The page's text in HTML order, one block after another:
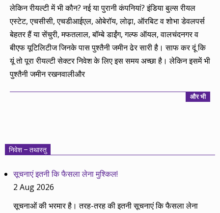
25
लेकिन रीयल्टी में भी कौन? नई या पुरानी कंपनियां? इंडिया बुल्स रीयल
एस्टेट, एचसीसी, एचडीआईएल, ओबेरॉय, लोढ़ा, ऑरबिट व शोभा डेवलपर्स
बेहतर हैं या सेंचुरी, मफतलाल, बॉम्बे डाईंग, गल्फ ऑयल, वालचंदनगर व
बीएफ यूटिलिटीज जिनके पास पुश्तैनी जमीन ढेर सारी है। साफ कर दूं कि
यूं तो पूरा रीयल्टी सेक्टर निवेश के लिए इस समय अच्छा है। लेकिन इसमें भी
पुश्तैनी जमीन रखनवालीऔर
और भी
निवेश – तथास्तु
सूचनाएं इतनी कि फैसला लेना मुश्किल!
2 Aug 2026
सूचनाओं की भरमार है। तरह-तरह की इतनी सूचनाएं कि फैसला लेना